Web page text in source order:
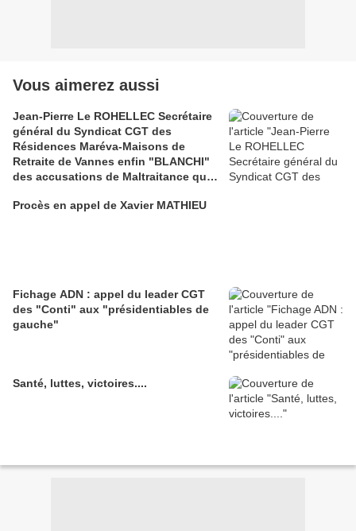
Vous aimerez aussi
Jean-Pierre Le ROHELLEC Secrétaire
général du Syndicat CGT des
Résidences Maréva-Maisons de
Retraite de Vannes enfin "BLANCHI"
des accusations de Maltraitance qui
Procès en appel de Xavier MATHIEU
Fichage ADN : appel du leader CGT
des "Conti" aux "présidentiables de
gauche"
Santé, luttes, victoires....